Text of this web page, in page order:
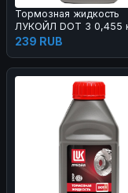
Тормозная жидкость
ЛУКОЙЛ DOT 3 0,455
239 RUB